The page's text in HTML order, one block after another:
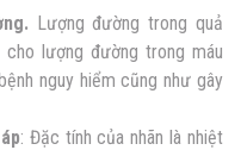
Lượng đường trong quả
cho lượng đường trong máu
nguy hiểm cũng như gây
: Đặc tính của nhãn là nhiệt